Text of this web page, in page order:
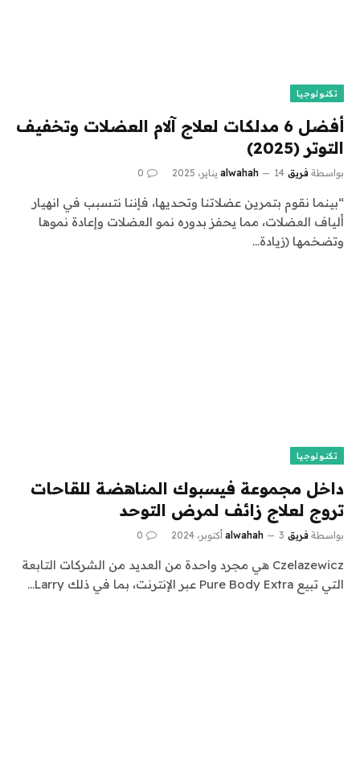
تكنولوجيا
أفضل 6 مدلكات لعلاج آلام العضلات وتخفيف
التوتر (2025)
بواسطة فريق alwahah 14 يناير، 2025 0
“بينما نقوم بتمرين عضلاتنا وتحديها، فإننا نتسبب في انهيار
ألياف العضلات، مما يحفز بدوره نمو العضلات وإعادة نموها
وتضخمها (زيادة…
تكنولوجيا
داخل مجموعة فيسبوك المناهضة للقاحات
تروج لعلاج زائف لمرض التوحد
بواسطة فريق alwahah 3 أكتوبر، 2024 0
Czelazewicz هي مجرد واحدة من العديد من الشركات التابعة
التي تبيع Pure Body Extra عبر الإنترنت، بما في ذلك Larry…